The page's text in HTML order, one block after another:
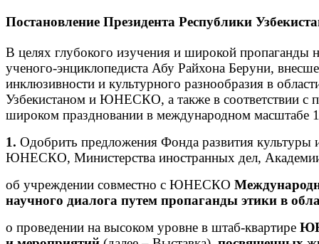
Постановление Президента Республики
В целях глубокого изучения и широкой пропаганды
ученого-энциклопедиста Абу Райхона Беруни,
инклюзивности и культурного разнообразия в
Узбекистаном и ЮНЕСКО, а также в соответствии с
широком праздновании в международном масштабе
1. Одобрить предложения Фонда развития культуры
ЮНЕСКО, Министерства иностранных дел,
об учреждении совместно с ЮНЕСКО
научного диалога путем пропаганды этики в
о проведении на высоком уровне в штаб-квартире